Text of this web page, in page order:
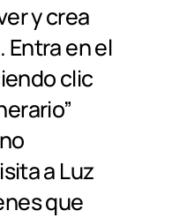
y crea
en el
clic
a Luz
que